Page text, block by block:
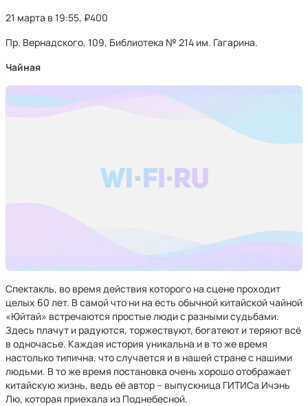
21 марта в 19:55, ₽400
Пр. Вернадского, 109, Библиотека № 214 им. Гагарина.
Чайная
Спектакль, во время действия которого на сцене проходит
целых 60 лет. В самой что ни на есть обычной китайской чайной
«Юйтай» встречаются простые люди с разными судьбами.
Здесь плачут и радуются, торжествуют, богатеют и теряют всё
в одночасье. Каждая история уникальна и в то же время
настолько типична, что случается и в нашей стране с нашими
людьми. В то же время постановка очень хорошо отображает
китайскую жизнь, ведь её автор – выпускница ГИТИСа Ичэнь
Лю, которая приехала из Поднебесной.